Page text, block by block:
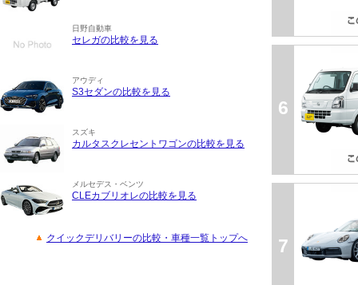
日野自動車
セレガの比較を見る
アウディ
S3セダンの比較を見る
スズキ
カルタスクレセントワゴンの比較を見る
メルセデス・ベンツ
CLEカブリオレの比較を見る
クイックデリバリーの比較・車種一覧トップへ
6
7